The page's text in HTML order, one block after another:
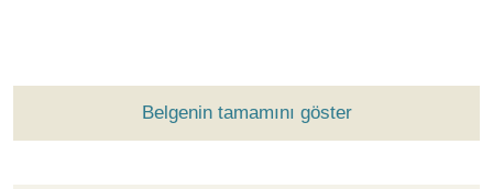
Belgenin tamamını göster